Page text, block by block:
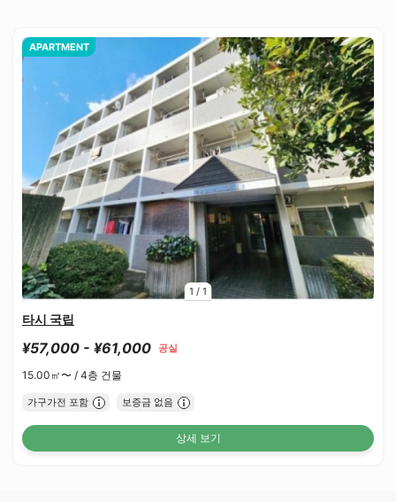
1 / 1
APARTMENT
타시 국립
¥57,000 - ¥61,000 공실
15.00㎡〜 / 4층 건물
가구가전 포함 보증금 없음
상세 보기